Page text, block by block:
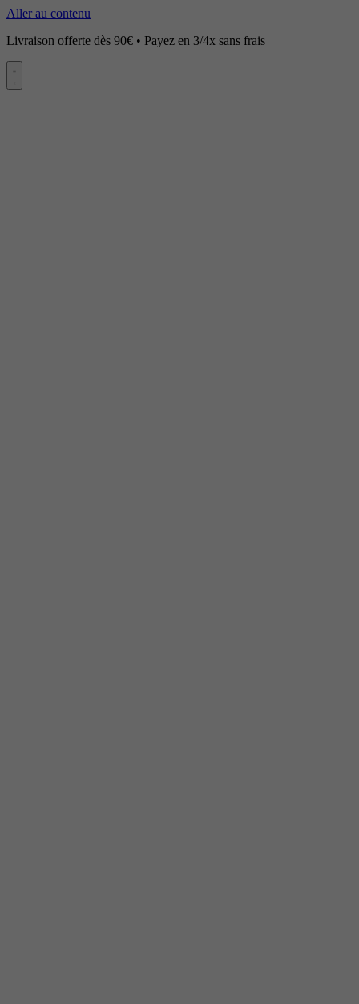
Aller au contenu
Livraison offerte dès 90€ • Payez en 3/4x sans frais